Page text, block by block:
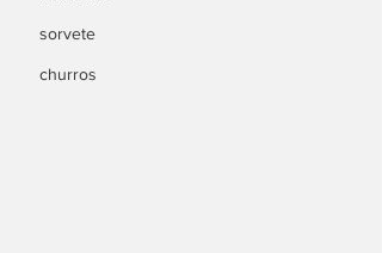
sorvete
churros